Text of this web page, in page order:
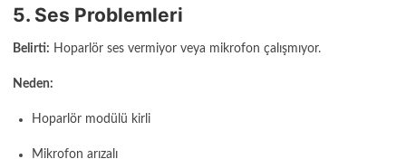
5. Ses Problemleri
Belirti: Hoparlör ses vermiyor veya mikrofon çalışmıyor.
Neden:
Hoparlör modülü kirli
Mikrofon arızalı